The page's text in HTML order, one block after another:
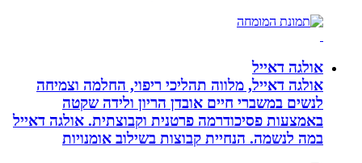
אולגה דאייל
אולגה דאייל, מלווה תהליכי ריפוי, החלמה וצמיחה
לנשים במשברי חיים אובדן הריון ולידה שקטה
באמצעות פסיכודרמה פרטנית וקבוצתית. אולגה דאייל
במה לנשמה. ‏הנחיית קבוצות בשילוב אומנויות‏